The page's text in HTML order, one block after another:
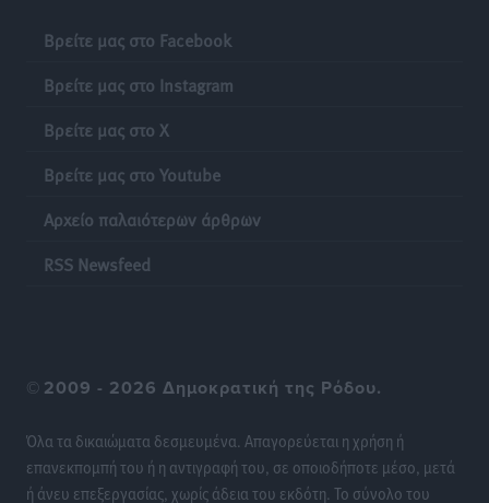
Βρείτε μας στο Facebook
Βρείτε μας στο Instagram
Βρείτε μας στο X
Βρείτε μας στο Youtube
Αρχείο παλαιότερων άρθρων
RSS Newsfeed
© 2009 - 2026 Δημοκρατική της Ρόδου.
Όλα τα δικαιώματα δεσμευμένα. Απαγορεύεται η χρήση ή
επανεκπομπή του ή η αντιγραφή του, σε οποιοδήποτε μέσο, μετά
ή άνευ επεξεργασίας, χωρίς άδεια του εκδότη. Το σύνολο του